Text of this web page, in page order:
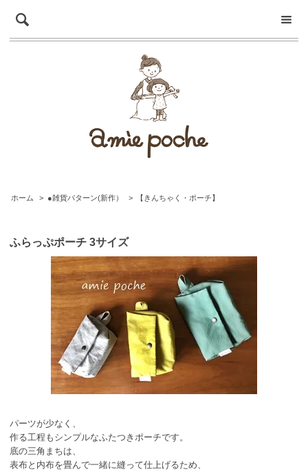
ホーム > ●雑貨パターン(新作） > 【きんちゃく・ポーチ】
ふらっぷポーチ 3サイズ
パーツが少なく、
作る工程もシンプルなふたつきポーチです。
底の三角まちは、
表布と内布を畳んで一緒に縫って仕上げるため、